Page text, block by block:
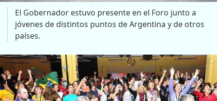
El Gobernador estuvo presente en el Foro junto a
jóvenes de distintos puntos de Argentina y de otros
países.